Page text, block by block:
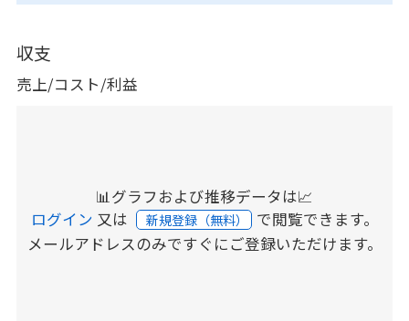
収支
売上/コスト/利益
📊グラフおよび推移データは📈
ログイン 又は 新規登録（無料） で閲覧できます。
メールアドレスのみですぐにご登録いただけます。